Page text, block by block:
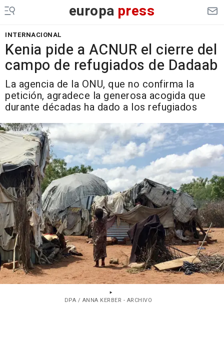
europa press
INTERNACIONAL
Kenia pide a ACNUR el cierre del
campo de refugiados de Dadaab
La agencia de la ONU, que no confirma la
petición, agradece la generosa acogida que
durante décadas ha dado a los refugiados
DPA / ANNA KERBER - ARCHIVO